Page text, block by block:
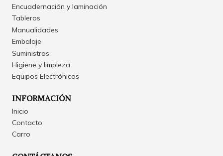
Encuadernación y laminación
Tableros
Manualidades
Embalaje
Suministros
Higiene y limpieza
Equipos Electrónicos
INFORMACIÓN
Inicio
Contacto
Carro